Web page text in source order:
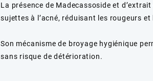
La présence de Madecassoside et
sujettes à l’acné, réduisant les rougeurs
Son mécanisme de broyage hygiénique
sans risque de détérioration.